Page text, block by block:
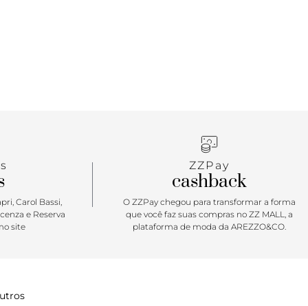
Carol Bassi,
e Reserva
site
ZZPay
cashback
O ZZPay chegou para transformar a forma
que você faz suas compras no ZZ MALL, a
plataforma de moda da AREZZO&CO.